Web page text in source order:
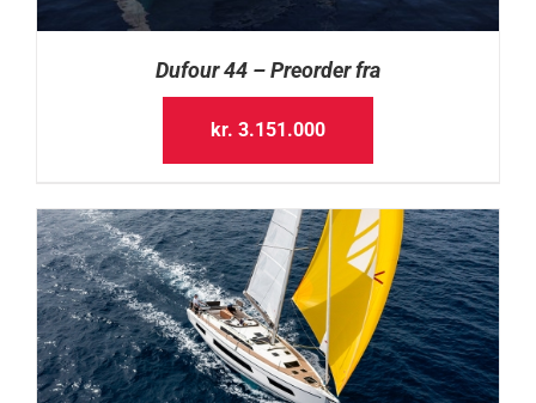
Dufour 44 – Preorder fra
kr. 3.151.000